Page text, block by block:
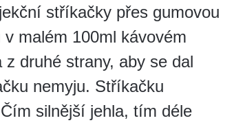
stříkačky přes gumovou
malém 100ml kávovém
druhé strany, aby se dal
nemyju. Stříkačku
silnější jehla, tím déle